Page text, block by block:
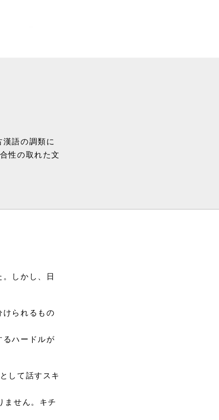
漢語の調類に
性の取れた文
しかし、日
けられるもの
るハードルが
して話すスキ
ません。キチ